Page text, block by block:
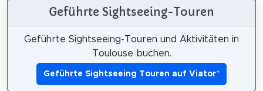
Geführte Sightseeing-Touren
Geführte Sightseeing-Touren und Aktivitäten in
Toulouse buchen.
Geführte Sightseeing Touren auf Viator*